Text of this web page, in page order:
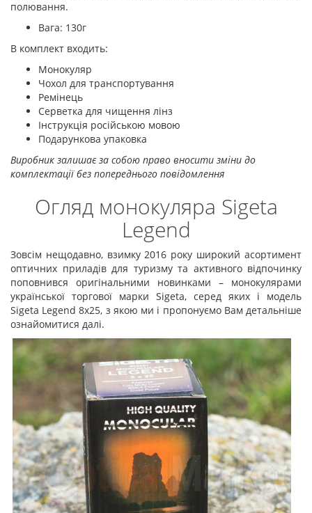
полювання.
Вага: 130г
В комплект входить:
Монокуляр
Чохол для транспортування
Ремінець
Серветка для чищення лінз
Інструкція російською мовою
Подарункова упаковка
Виробник залишає за собою право вносити зміни до
комплектації без попереднього повідомлення
Огляд монокуляра Sigeta
Legend
Зовсім нещодавно, взимку 2016 року широкий асортимент
оптичних приладів для туризму та активного відпочинку
поповнився оригінальними новинками – монокулярами
української торгової марки Sigeta, серед яких і модель
Sigeta Legend 8x25, з якою ми і пропонуємо Вам детальніше
ознайомитися далі.